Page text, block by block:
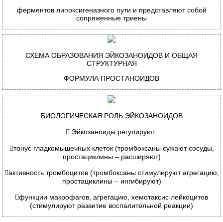
ферментов липоксигеназного пути и представляют собой
сопряженные триены
СХЕМА ОБРАЗОВАНИЯ ЭЙКОЗАНОИДОВ И ОБЩАЯ
СТРУКТУРНАЯ
ФОРМУЛА ПРОСТАНОИДОВ
БИОЛОГИЧЕСКАЯ РОЛЬ ЭЙКОЗАНОИДОВ
 Эйкозаноиды регулируют:
тонус гладкомышечных клеток (тромбоксаны сужают сосуды,
простациклины – расширяют)
активность тромбоцитов (тромбоксаны стимулируют агрегацию,
простациклины – ингибируют)
функции макрофагов, агрегацию, хемотаксис лейкоцитов
(стимулируют развитие воспалительной реакции)